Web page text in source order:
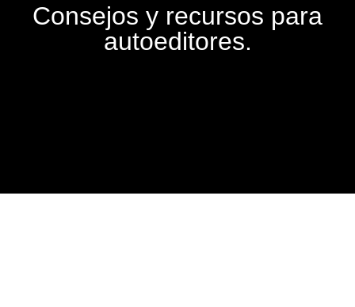
Consejos y recursos para
autoeditores.